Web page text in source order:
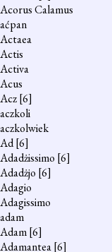
Acorus Calamus
aćpan
Actaea
Actis
Activa
Acus
Acz[6]
aczkoli
aczkolwiek
Ad[6]
Adadżissimo [6]
Adadżjo [6]
Adagio
Adagissimo
adam
Adam[6]
Adamantea[6]